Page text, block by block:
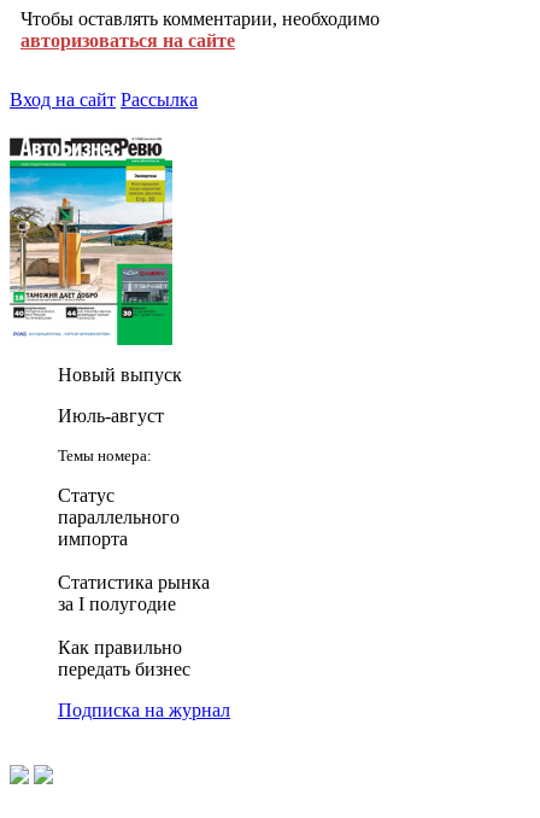
Чтобы оставлять комментарии, необходимо
авторизоваться на сайте
Вход на сайт Рассылка
Новый выпуск
Июль-август
Темы номера:
Статус
параллельного
импорта
Статистика рынка
за I полугодие
Как правильно
передать бизнес
Подписка на журнал